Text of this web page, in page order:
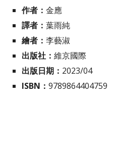
作者： 金應
譯者： 葉雨純
繪者： 李藝淑
出版社： 維京國際
出版日期： 2023/04
ISBN： 9789864404759